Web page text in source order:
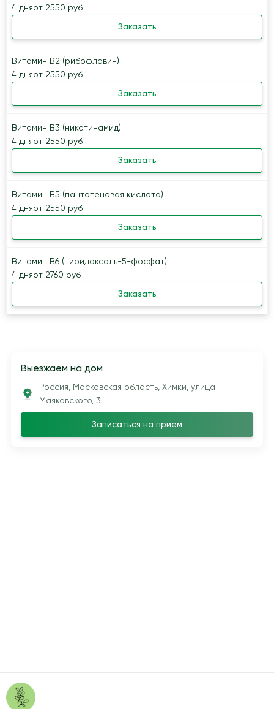
4 дняот 2550 руб
Заказать
Витамин В2 (рибофлавин)
4 дняот 2550 руб
Заказать
Витамин В3 (никотинамид)
4 дняот 2550 руб
Заказать
Витамин В5 (пантотеновая кислота)
4 дняот 2550 руб
Заказать
Витамин B6 (пиридоксаль-5-фосфат)
4 дняот 2760 руб
Заказать
Выезжаем на дом
Россия, Московская область, Химки, улица
Маяковского, 3
Записаться на прием